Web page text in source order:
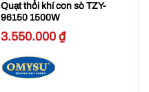
Quạt thổi khí con sò TZY-
96150 1500W
3.550.000 ₫